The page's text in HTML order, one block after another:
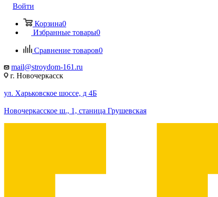
Войти
Корзина0
Избранные товары0
Сравнение товаров0
mail@stroydom-161.ru
г. Новочеркасск
ул. Харьковское шоссе, д 4Б
Новочеркасское ш., 1, станица Грушевская